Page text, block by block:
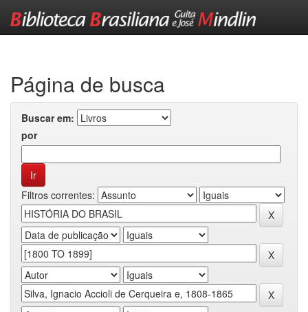
Página de busca
Buscar em:
por
Filtros correntes: